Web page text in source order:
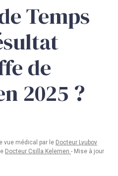
Temps
de
2025 ?
vue médical par le Docteur Lyubov
Docteur Csilla Kelemen - Mise à jour